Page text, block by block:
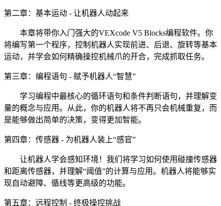
第二章：基本运动 - 让机器人动起来
本章将带你入门强大的VEXcode V5 Blocks编程软件。你
将编写第一个程序，控制机器人实现前进、后退、旋转等基本
运动，并学会如何精确操控机械爪的开合，完成抓取任务。
第三章：编程语句 - 赋予机器人“智慧”
学习编程中最核心的循环语句和条件判断语句，并理解变
量的概念与应用。从此，你的机器人将不再只会机械重复，而
是能够做出简单的决策，变得更加智能。
第四章：传感器 - 为机器人装上“感官”
让机器人学会感知环境！我们将学习如何使用碰撞传感器
和距离传感器，并理解“阈值”的计算与应用。机器人将能够实
现自动避障、循线等更高级的功能。
第五章：远程控制 - 终极操控挑战